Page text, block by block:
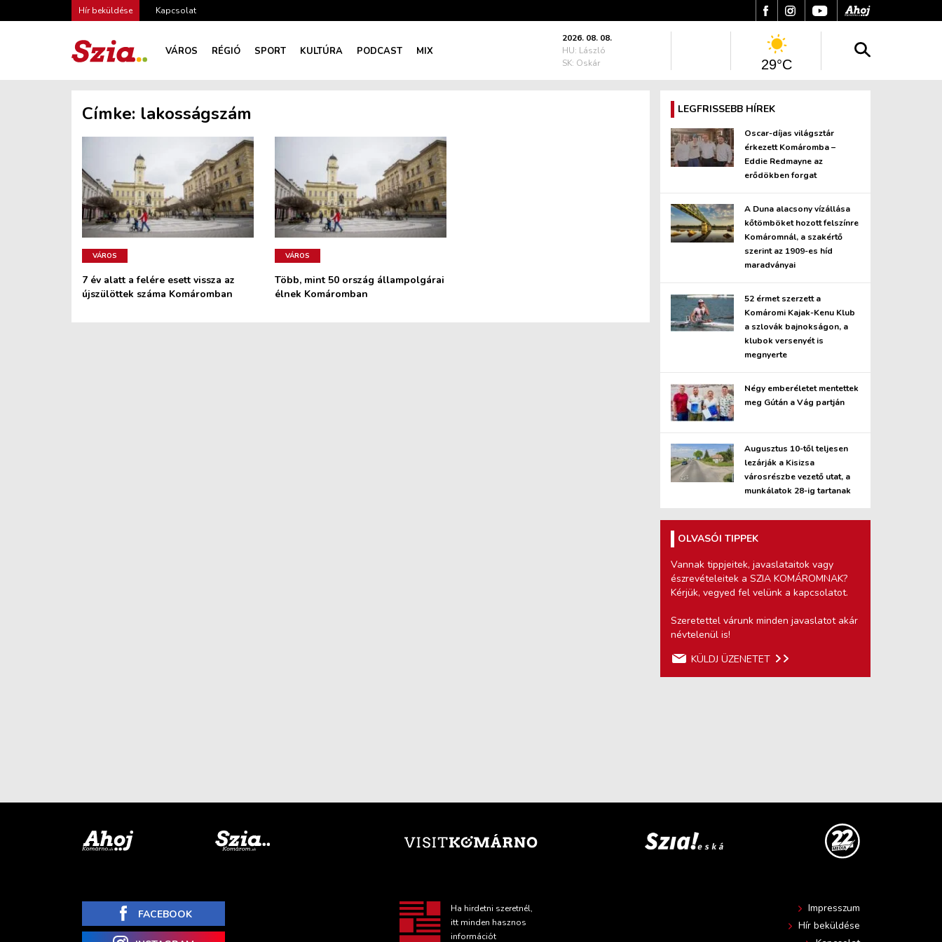
Hír beküldése Kapcsolat
VÁROS RÉGIÓ SPORT KULTÚRA PODCAST MIX
2026. 08. 08.
HU: László
SK: Oskár
29°C
Címke: lakosságszám
VÁROS
7 év alatt a felére esett vissza az
újszülöttek száma Komáromban
VÁROS
Több, mint 50 ország állampolgárai
élnek Komáromban
LEGFRISSEBB HÍREK
Oscar-díjas világsztár
érkezett Komáromba –
Eddie Redmayne az
erődökben forgat
A Duna alacsony vízállása
kőtömböket hozott felszínre
Komáromnál, a szakértő
szerint az 1909-es híd
maradványai
52 érmet szerzett a
Komáromi Kajak-Kenu Klub
a szlovák bajnokságon, a
klubok versenyét is
megnyerte
Négy emberéletet mentettek
meg Gútán a Vág partján
Augusztus 10-től teljesen
lezárják a Kisizsa
városrészbe vezető utat, a
munkálatok 28-ig tartanak
OLVASÓI TIPPEK
Vannak tippjeitek, javaslataitok vagy
észrevételeitek a SZIA KOMÁROMNAK?
Kérjük, vegyed fel velünk a kapcsolatot.
Szeretettel várunk minden javaslatot akár
névtelenül is!
KÜLDJ ÜZENETET
FACEBOOK
Ha hirdetni szeretnél,
itt minden hasznos
információt
Impresszum
Hír beküldése